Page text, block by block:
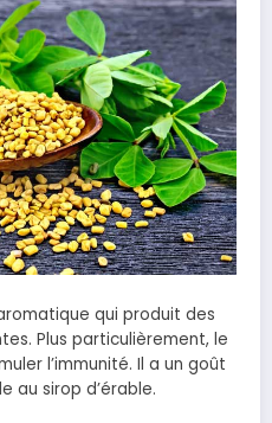
qui produit des
Plus particulièrement, le
l’immunité. Il a un goût
au sirop d’érable.